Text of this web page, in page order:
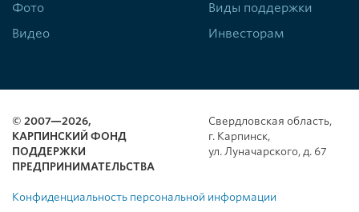
Фото
Видео
Виды поддержки
Инвесторам
© 2007—2026,
КАРПИНСКИЙ ФОНД
ПОДДЕРЖКИ
ПРЕДПРИНИМАТЕЛЬСТВА
Свердловская область,
г. Карпинск,
ул. Луначарского, д. 67
Конфиденциальность персональной информации